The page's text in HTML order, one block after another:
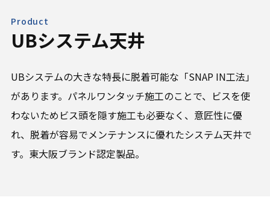
Product
UBシステム天井
UBシステムの大きな特長に脱着可能な「SNAP IN工法」
があります。パネルワンタッチ施工のことで、ビスを使
わないためビス頭を隠す施工も必要なく、意匠性に優
れ、脱着が容易でメンテナンスに優れたシステム天井で
す。東大阪ブランド認定製品。